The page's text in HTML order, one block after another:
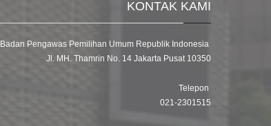
KONTAK KAMI
Badan Pengawas Pemilihan Umum Republik Indonesia
Jl. MH. Thamrin No. 14 Jakarta Pusat 10350
Telepon
021-2301515